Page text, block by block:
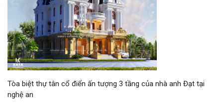
Tòa biệt thự tân cổ điển ấn tượng 3 tầng của nhà anh Đạt tại
nghệ an